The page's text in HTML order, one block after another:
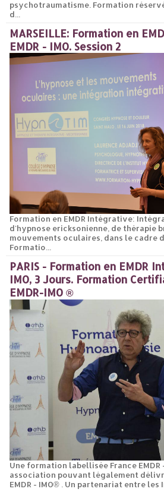
psychotraumatisme. Formation
d...
MARSEILLE: Formation en
EMDR - IMO. Session 2
Formation en EMDR Intégrative:
d'hypnose ericksonienne, de thérapie
mouvements oculaires, dans le cadre
Formatio...
PARIS - Formation en EMDR
IMO, 3 Jours. Formation
EMDR-IMO ®
Une formation labellisée France EMDR
association pouvant légalement
EMDR - IMO® . Un partenariat entre les